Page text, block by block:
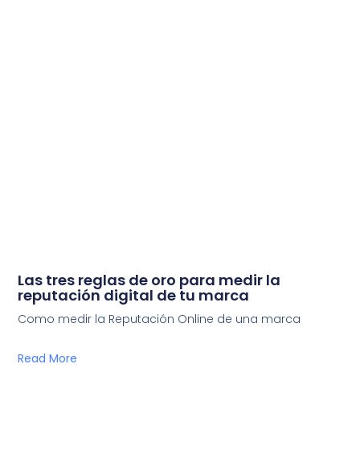
Las tres reglas de oro para medir la
reputación digital de tu marca
Como medir la Reputación Online de una marca
Read More